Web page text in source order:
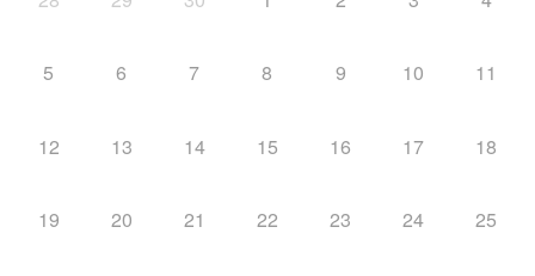
5 6 7 8 9 10 11
12 13 14 15 16 17 18
19 20 21 22 23 24 25